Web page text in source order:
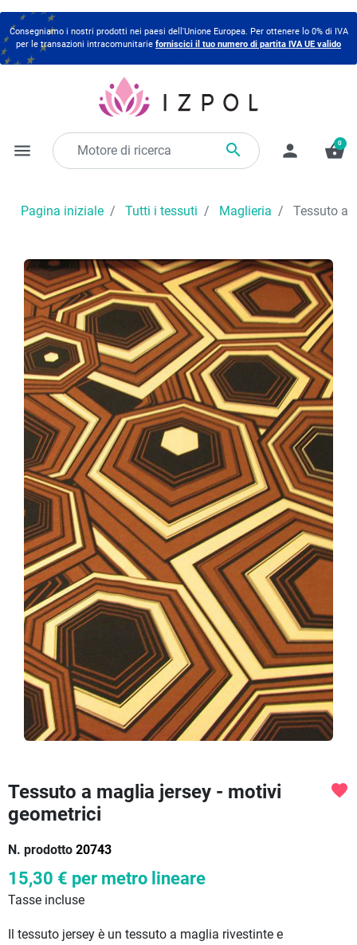
Consegniamo i nostri prodotti nei paesi dell'Unione Europea. Per ottenere lo 0% di IVA
per le transazioni intracomunitarie forniscici il tuo numero di partita IVA UE valido
menu  person shopping_basket
0
Pagina iniziale Tutti i tessuti Maglieria Tessuto a
Tessuto a maglia jersey - motivi
geometrici
N. prodotto 20743
favorite
15,30 € per metro lineare
Tasse incluse
Il tessuto jersey è un tessuto a maglia rivestinte e